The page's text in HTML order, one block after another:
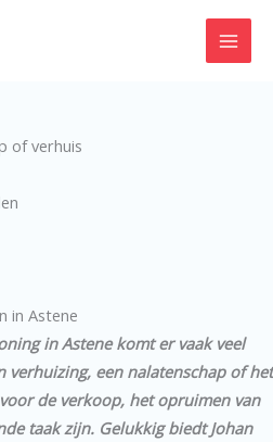
of verhuis
in Astene
in Astene komt er vaak veel
verhuizing, een nalatenschap of het
de verkoop, het opruimen van
taak zijn. Gelukkig biedt Johan